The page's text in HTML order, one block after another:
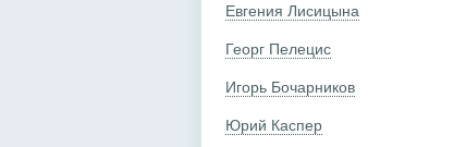
Евгения Лисицына
Георг Пелецис
Игорь Бочарников
Юрий Каспер